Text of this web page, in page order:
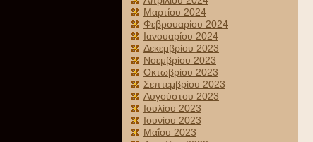
Μαρτίου 2024
Φεβρουαρίου 2024
Ιανουαρίου 2024
Δεκεμβρίου 2023
Νοεμβρίου 2023
Οκτωβρίου 2023
Σεπτεμβρίου 2023
Αυγούστου 2023
Ιουλίου 2023
Ιουνίου 2023
Μαΐου 2023